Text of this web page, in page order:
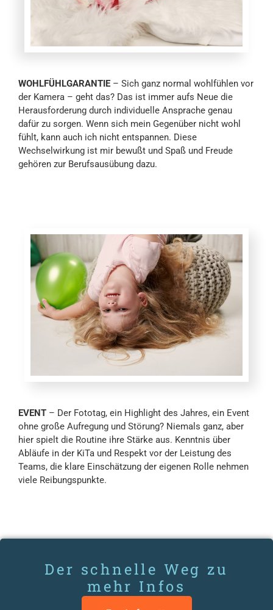
WOHLFÜHLGARANTIE – Sich ganz normal wohlfühlen vor
der Kamera – geht das? Das ist immer aufs Neue die
Herausforderung durch individuelle Ansprache genau
dafür zu sorgen. Wenn sich mein Gegenüber nicht wohl
fühlt, kann auch ich nicht entspannen. Diese
Wechselwirkung ist mir bewußt und Spaß und Freude
gehören zur Berufsausübung dazu.
EVENT – Der Fototag, ein Highlight des Jahres, ein Event
ohne große Aufregung und Störung? Niemals ganz, aber
hier spielt die Routine ihre Stärke aus. Kenntnis über
Abläufe in der KiTa und Respekt vor der Leistung des
Teams, die klare Einschätzung der eigenen Rolle nehmen
viele Reibungspunkte.
Der schnelle Weg zu
mehr Infos